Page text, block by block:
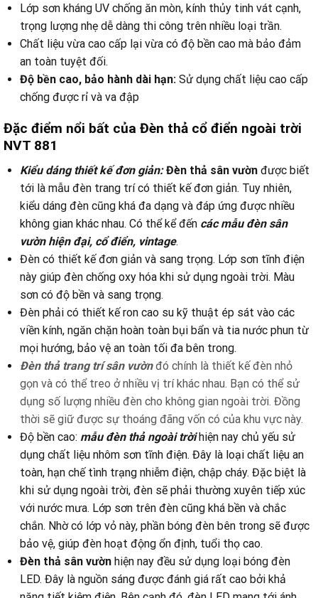
Lớp sơn kháng UV chống ăn mòn, kính thủy tinh vát cạnh,
trọng lượng nhẹ dễ dàng thi công trên nhiều loại trần.
Chất liệu vừa cao cấp lại vừa có độ bền cao mà bảo đảm
an toàn tuyệt đối.
Độ bền cao, bảo hành dài hạn: Sử dụng chất liệu cao cấp
chống được rỉ và va đập
Đặc điểm nổi bất của Đèn thả cổ điển ngoài trời
NVT 881
Kiểu dáng thiết kế đơn giản:Đèn thả sân vườn được biết
tới là mẫu đèn trang trí có thiết kế đơn giản. Tuy nhiên,
kiểu dáng đèn cũng khá đa dạng và đáp ứng được nhiều
không gian khác nhau. Có thể kể đến các mẫu đèn sân
vườn hiện đại, cổ điển, vintage.
Đèn có thiết kế đơn giản và sang trọng. Lớp sơn tĩnh điện
này giúp đèn chống oxy hóa khi sử dụng ngoài trời. Màu
sơn có độ bền và sang trọng.
Đèn phải có thiết kế ron cao su kỹ thuật ép sát vào các
viền kính, ngăn chặn hoàn toàn bụi bẩn và tia nước phun từ
mọi hướng, bảo vệ an toàn tối đa bên trong.
Đèn thả trang trí sân vườnđó chính là thiết kế đèn nhỏ
gọn và có thể treo ở nhiều vị trí khác nhau. Bạn có thể sử
dụng số lượng nhiều đèn cho không gian ngoài trời. Đồng
thời sẽ giữ được sự thoáng đãng vốn có của khu vực này.
Độ bền cao: mẫu đèn thả ngoài trờihiện nay chủ yếu sử
dụng chất liệu nhôm sơn tĩnh điện. Đây là loại chất liệu an
toàn, hạn chế tình trạng nhiễm điện, chập cháy. Đặc biệt là
khi sử dụng ngoài trời, đèn sẽ phải thường xuyên tiếp xúc
với nước mưa. Lớp sơn trên đèn cũng khá bền và chắc
chắn. Nhờ có lớp vỏ này, phần bóng đèn bên trong sẽ được
bảo vệ, giúp đèn hoạt động ổn định, tuổi thọ cao.
Đèn thả sân vườn hiện nay đều sử dụng loại bóng đèn
LED. Đây là nguồn sáng được đánh giá rất cao bởi khả